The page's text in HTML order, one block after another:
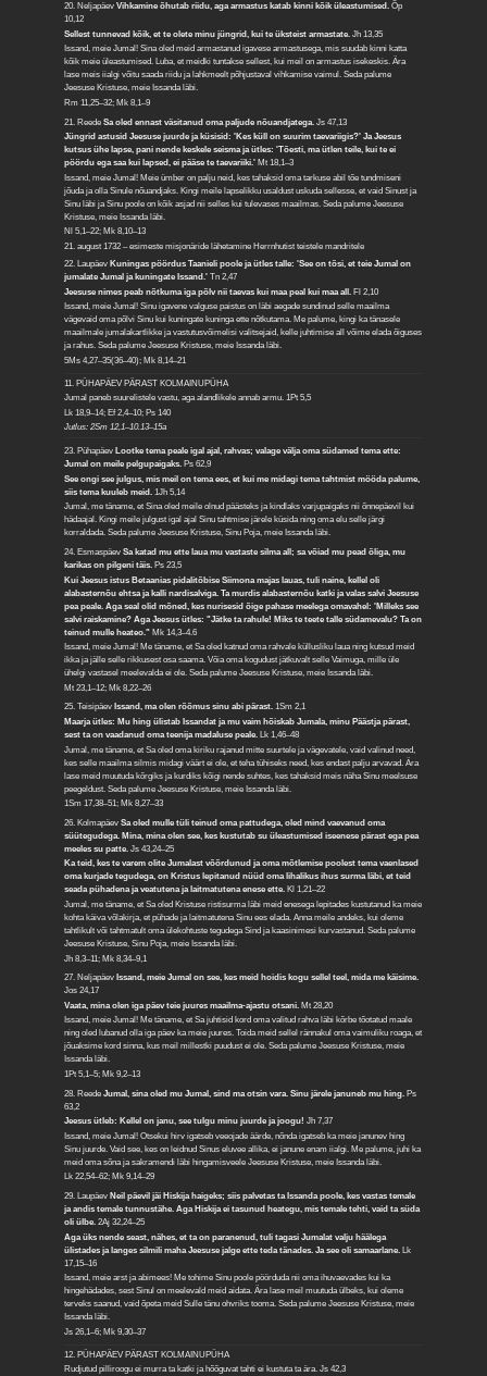
20. NeljapäevVihkamine õhutab riidu, aga armastus katab kinni kõik üleastumised.Õp
10,12
Sellest tunnevad kõik, et te olete minu jüngrid, kui te üksteist armastate.Jh 13,35
Issand, meie Jumal! Sina oled meid armastanud igavese armastusega, mis suudab kinni katta
kõik meie üleastumised. Luba, et meidki tuntakse sellest, kui meil on armastus isekeskis. Ära
lase meis iialgi võitu saada riidu ja lahkmeelt põhjustaval vihkamise vaimul. Seda palume
Jeesuse Kristuse, meie Issanda läbi.
Rm 11,25–32; Mk 8,1–9
21. ReedeSa oled ennast väsitanud oma paljude nõuandjatega.Js 47,13
Jüngrid astusid Jeesuse juurde ja küsisid: 'Kes küll on suurim taevariigis?' Ja Jeesus
kutsus ühe lapse, pani nende keskele seisma ja ütles: 'Tõesti, ma ütlen teile, kui te ei
pöördu ega saa kui lapsed, ei pääse te taevariiki.' Mt 18,1–3
Issand, meie Jumal! Meie ümber on palju neid, kes tahaksid oma tarkuse abil tõe tundmiseni
jõuda ja olla Sinule nõuandjaks. Kingi meile lapselikku usaldust uskuda sellesse, et vaid Sinust ja
Sinu läbi ja Sinu poole on kõik asjad nii selles kui tulevases maailmas. Seda palume Jeesuse
Kristuse, meie Issanda läbi.
Nl 5,1–22; Mk 8,10–13
21. august 1732 – esimeste misjonäride lähetamine Herrnhutist teistele mandritele
22. Laupäev Kuningas pöördus Taanieli poole ja ütles talle: 'See on tõsi, et teie Jumal on
jumalate Jumal ja kuningate Issand.'Tn 2,47
Jeesuse nimes peab nõtkuma iga põlv nii taevas kui maa peal kui maa all.Fl 2,10
Issand, meie Jumal! Sinu igavene valguse paistus on läbi aegade sundinud selle maailma
vägevaid oma põlvi Sinu kui kuningate kuninga ette nõtkutama. Me palume, kingi ka tänasele
maailmale jumalakartlikke ja vastutusvõimelisi valitsejaid, kelle juhtimise all võime elada õiguses
ja rahus. Seda palume Jeesuse Kristuse, meie Issanda läbi.
5Ms 4,27–35(36–40); Mk 8,14–21
11. PÜHAPÄEV PÄRAST KOLMAINUPÜHA
Jumal paneb suurelistele vastu, aga alandlikele annab armu.1Pt 5,5
Lk 18,9–14; Ef 2,4–10; Ps 140
Jutlus: 2Sm 12,1–10.13–15a
23. Pühapäev Lootke tema peale igal ajal, rahvas; valage välja oma südamed tema ette:
Jumal on meile pelgupaigaks. Ps 62,9
See ongi see julgus, mis meil on tema ees, et kui me midagi tema tahtmist mööda palume,
siis tema kuuleb meid.1Jh 5,14
Jumal, me täname, et Sina oled meile olnud päästeks ja kindlaks varjupaigaks nii õnnepäevil kui
hädaajal. Kingi meile julgust igal ajal Sinu tahtmise järele küsida ning oma elu selle järgi
korraldada. Seda palume Jeesuse Kristuse, Sinu Poja, meie Issanda läbi.
24. EsmaspäevSa katad mu ette laua mu vastaste silma all; sa võiad mu pead õliga, mu
karikas on pilgeni täis. Ps 23,5
Kui Jeesus istus Betaanias pidalitõbise Siimona majas lauas, tuli naine, kellel oli
alabasternõu ehtsa ja kalli nardisalviga. Ta murdis alabasternõu katki ja valas salvi Jeesuse
pea peale. Aga seal olid mõned, kes nurisesid õige pahase meelega omavahel: 'Milleks see
salvi raiskamine? Aga Jeesus ütles: "Jätke ta rahule! Miks te teete talle südamevalu? Ta on
teinud mulle heateo."Mk 14,3–4.6
Issand, meie Jumal! Me täname, et Sa oled katnud oma rahvale küllusliku laua ning kutsud meid
ikka ja jälle selle rikkusest osa saama. Võia oma kogudust jätkuvalt selle Vaimuga, mille üle
ühelgi vastasel meelevalda ei ole. Seda palume Jeesuse Kristuse, meie Issanda läbi.
Mt 23,1–12; Mk 8,22–26
25. Teisipäev Issand, ma olen rõõmus sinu abi pärast.1Sm 2,1
Maarja ütles: Mu hing ülistab Issandat ja mu vaim hõiskab Jumala, minu Päästja pärast,
sest ta on vaadanud oma teenija madaluse peale. Lk 1,46–48
Jumal, me täname, et Sa oled oma kiriku rajanud mitte suurtele ja vägevatele, vaid valinud need,
kes selle maailma silmis midagi väärt ei ole, et teha tühiseks need, kes endast palju arvavad. Ära
lase meid muutuda kõrgiks ja kurdiks kõigi nende suhtes, kes tahaksid meis näha Sinu meelsuse
peegeldust. Seda palume Jeesuse Kristuse, meie Issanda läbi.
1Sm 17,38–51; Mk 8,27–33
26. KolmapäevSa oled mulle tüli teinud oma pattudega, oled mind vaevanud oma
süütegudega. Mina, mina olen see, kes kustutab su üleastumised iseenese pärast ega pea
meeles su patte.Js 43,24–25
Ka teid, kes te varem olite Jumalast võõrdunud ja oma mõtlemise poolest tema vaenlased
oma kurjade tegudega, on Kristus lepitanud nüüd oma lihalikus ihus surma läbi, et teid
seada pühadena ja veatutena ja laitmatutena enese ette. Kl 1,21–22
Jumal, me täname, et Sa oled Kristuse ristisurma läbi meid enesega lepitades kustutanud ka meie
kohta käiva võlakirja, et pühade ja laitmatutena Sinu ees elada. Anna meile andeks, kui oleme
tahtlikult või tahtmatult oma ülekohtuste tegudega Sind ja kaasinimesi kurvastanud. Seda palume
Jeesuse Kristuse, Sinu Poja, meie Issanda läbi.
Jh 8,3–11; Mk 8,34–9,1
27. Neljapäev Issand, meie Jumal on see, kes meid hoidis kogu sellel teel, mida me käisime.
Jos 24,17
Vaata, mina olen iga päev teie juures maailma-ajastu otsani. Mt 28,20
Issand, meie Jumal! Me täname, et Sa juhtisid kord oma valitud rahva läbi kõrbe tõotatud maale
ning oled lubanud olla iga päev ka meie juures. Toida meid sellel rännakul oma vaimuliku roaga, et
jõuaksime kord sinna, kus meil millestki puudust ei ole. Seda palume Jeesuse Kristuse, meie
Issanda läbi.
1Pt 5,1–5; Mk 9,2–13
28. ReedeJumal, sina oled mu Jumal, sind ma otsin vara. Sinu järele januneb mu hing.Ps
63,2
Jeesus ütleb: Kellel on janu, see tulgu minu juurde ja joogu!Jh 7,37
Issand, meie Jumal! Otsekui hirv igatseb veeojade äärde, nõnda igatseb ka meie janunev hing
Sinu juurde. Vaid see, kes on leidnud Sinus eluvee allika, ei janune enam iialgi. Me palume, juhi ka
meid oma sõna ja sakramendi läbi hingamisveele Jeesuse Kristuse, meie Issanda läbi.
Lk 22,54–62; Mk 9,14–29
29. Laupäev Neil päevil jäi Hiskija haigeks; siis palvetas ta Issanda poole, kes vastas temale
ja andis temale tunnustähe. Aga Hiskija ei tasunud heategu, mis temale tehti, vaid ta süda
oli ülbe.2Aj 32,24–25
Aga üks nende seast, nähes, et ta on paranenud, tuli tagasi Jumalat valju häälega
ülistades ja langes silmili maha Jeesuse jalge ette teda tänades. Ja see oli samaarlane.Lk
17,15–16
Issand, meie arst ja abimees! Me tohime Sinu poole pöörduda nii oma ihuvaevades kui ka
hingehädades, sest Sinul on meelevald meid aidata. Ära lase meil muutuda ülbeks, kui oleme
terveks saanud, vaid õpeta meid Sulle tänu ohvriks tooma. Seda palume Jeesuse Kristuse, meie
Issanda läbi.
Js 26,1–6; Mk 9,30–37
12. PÜHAPÄEV PÄRAST KOLMAINUPÜHA
Rudjutud pilliroogu ei murra ta katki ja hõõguvat tahti ei kustuta ta ära.Js 42,3